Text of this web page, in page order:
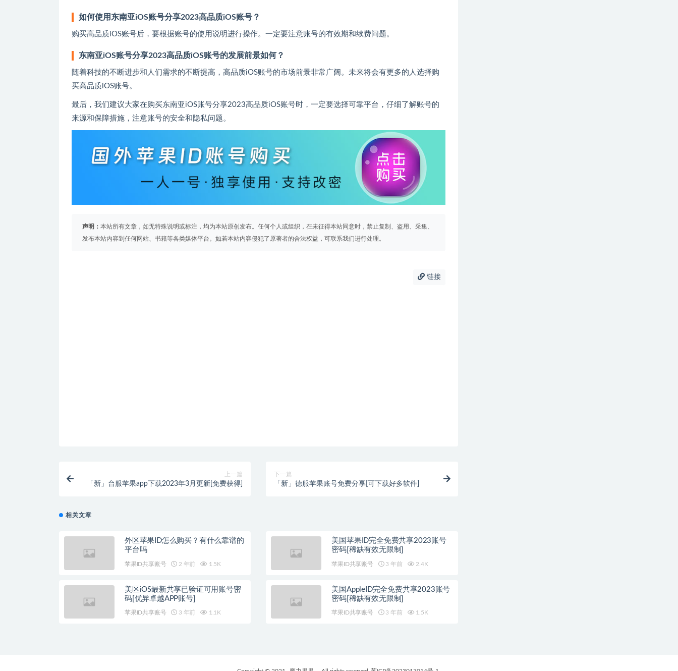
如何使用东南亚iOS账号分享2023高品质iOS账号？
购买高品质iOS账号后，要根据账号的使用说明进行操作。一定要注意账号的有效期和续费问题。
东南亚iOS账号分享2023高品质iOS账号的发展前景如何？
随着科技的不断进步和人们需求的不断提高，高品质iOS账号的市场前景非常广阔。未来将会有更多的人选择购
买高品质iOS账号。
最后，我们建议大家在购买东南亚iOS账号分享2023高品质iOS账号时，一定要选择可靠平台，仔细了解账号的
来源和保障措施，注意账号的安全和隐私问题。
声明： 本站所有文章，如无特殊说明或标注，均为本站原创发布。任何个人或组织，在未征得本站同意时，禁止复制、盗用、采集、
发布本站内容到任何网站、书籍等各类媒体平台。如若本站内容侵犯了原著者的合法权益，可联系我们进行处理。
链接
上一篇
「新」台服苹果app下载2023年3月更新[免费获得]
下一篇
「新」德服苹果账号免费分享[可下载好多软件]
相关文章
外区苹果ID怎么购买？有什么靠谱的
平台吗
苹果ID共享账号 2 年前 1.5K
美国苹果ID完全免费共享2023账号
密码[稀缺有效无限制]
苹果ID共享账号 3 年前 2.4K
美区iOS最新共享已验证可用账号密
码[优异卓越APP账号]
苹果ID共享账号 3 年前 1.1K
美国AppleID完全免费共享2023账号
密码[稀缺有效无限制]
苹果ID共享账号 3 年前 1.5K